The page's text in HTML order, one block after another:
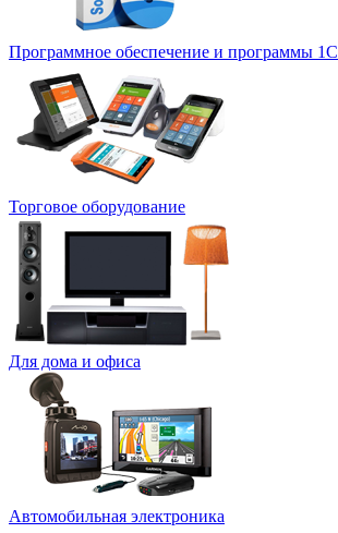
Программное обеспечение и программы 1С
Торговое оборудование
Для дома и офиса
Автомобильная электроника